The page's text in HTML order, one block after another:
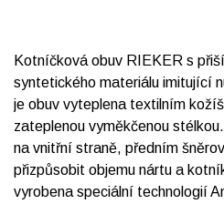
Kotníčková obuv RIEKER s
syntetického materiálu imitující
je obuv vyteplena textilním
zateplenou vyměkčenou
na vnitřní straně, předním
přizpůsobit objemu nártu a
vyrobena speciální technologií